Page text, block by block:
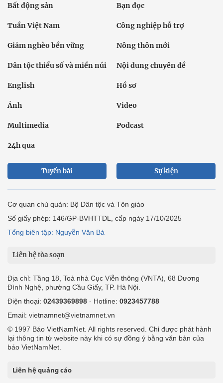
Bất động sản Bạn đọc
Tuần Việt Nam Công nghiệp hỗ trợ
Giảm nghèo bền vững Nông thôn mới
Dân tộc thiểu số và miền núi Nội dung chuyên đề
English Hồ sơ
Ảnh Video
Multimedia Podcast
24h qua
Tuyến bài Sự kiện
Cơ quan chủ quản: Bộ Dân tộc và Tôn giáo
Số giấy phép: 146/GP-BVHTTDL, cấp ngày 17/10/2025
Tổng biên tập: Nguyễn Văn Bá
Liên hệ tòa soạn
Địa chỉ: Tầng 18, Toà nhà Cục Viễn thông (VNTA), 68 Dương
Đình Nghệ, phường Cầu Giấy, TP. Hà Nội.
Điện thoại: 02439369898 - Hotline: 0923457788
Email: vietnamnet@vietnamnet.vn
© 1997 Báo VietNamNet. All rights reserved. Chỉ được phát hành
lại thông tin từ website này khi có sự đồng ý bằng văn bản của
báo VietNamNet.
Liên hệ quảng cáo